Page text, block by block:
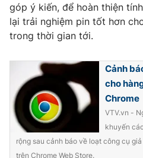
® Cấm sao chép dưới mọi hình
thuận bằng văn bản. Ghi rõ
thông tin từ website này.
góp ý kiến, để hoàn thiện
lại trải nghiệm pin tốt hơn
trong thời gian tới.
Cảnh
cho
Chrome
VTV.vn -
khuyến
rộng sau cảnh báo về loạt công cụ
trên Chrome Web Store.